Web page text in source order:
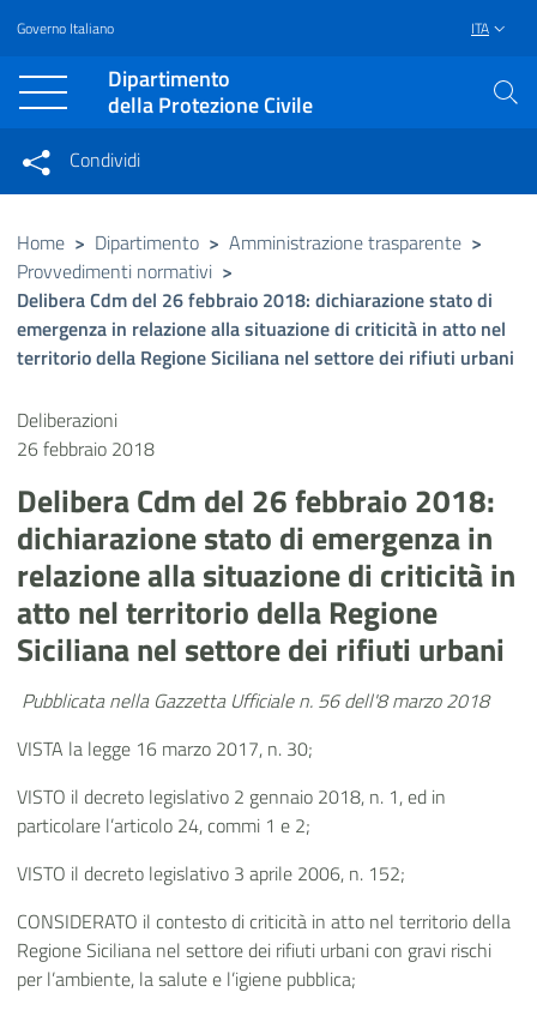
Vai al contenuto principale
Raggiungi il piè di pagina
Governo Italiano ITA
Dipartimento
della Protezione Civile
Condividi su Facebook
Condividi su Twitter
Condividi su LinkedIn
Condividi
Condividi sui social network
Home > Dipartimento > Amministrazione trasparente >
Provvedimenti normativi >
Delibera Cdm del 26 febbraio 2018: dichiarazione stato di
emergenza in relazione alla situazione di criticità in atto nel
territorio della Regione Siciliana nel settore dei rifiuti urbani
Deliberazioni
26 febbraio 2018
Delibera Cdm del 26 febbraio 2018:
dichiarazione stato di emergenza in
relazione alla situazione di criticità in
atto nel territorio della Regione
Siciliana nel settore dei rifiuti urbani
Pubblicata nella Gazzetta Ufficiale n. 56 dell'8 marzo 2018
VISTA la legge 16 marzo 2017, n. 30;
VISTO il decreto legislativo 2 gennaio 2018, n. 1, ed in
particolare l’articolo 24, commi 1 e 2;
VISTO il decreto legislativo 3 aprile 2006, n. 152;
CONSIDERATO il contesto di criticità in atto nel territorio della
Regione Siciliana nel settore dei rifiuti urbani con gravi rischi
per l’ambiente, la salute e l’igiene pubblica;